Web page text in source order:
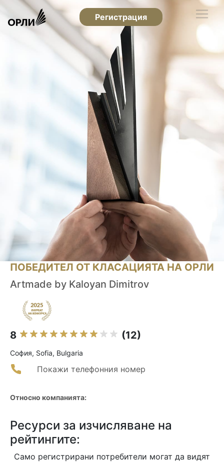
Регистрация
ПОБЕДИТЕЛ ОТ КЛАСАЦИЯТА НА ОРЛИ
Artmade by Kaloyan Dimitrov
8 (12)
София, Sofia, Bulgaria
Покажи телефонния номер
Относно компанията:
Ресурси за изчисляване на
рейтингите:
Само регистрирани потребители могат да видят